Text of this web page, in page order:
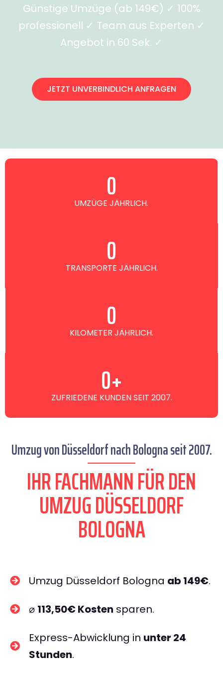
Günstige Umzüge (ab 149€) ✓ 100%
professionell ✓ Team aus Experten ✓
Angebot in 60 Sek. ✓
JETZT UNVERBINDLICH ANFRAGEN
UMZÜGE JÄHRLICH.
0
TRANSPORTE JÄHRLICH.
0
KILOMETER JÄHRLICH.
0
ZUFRIEDENE KUNDEN SEIT 2007.
0+
Umzug von Düsseldorf nach Bologna seit 2007.
IHR FACHMANN FÜR DEN
UMZUG DÜSSELDORF
BOLOGNA
Umzug Düsseldorf Bologna ab 149€.
⌀ 113,50€ Kosten sparen.
Express-Abwicklung in unter 24
Stunden.